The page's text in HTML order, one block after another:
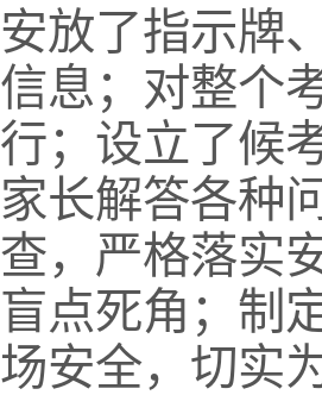
安放了指示牌
信息；对整个
行；设立了候
家长解答各种
查，严格落实
盲点死角；制
场安全，切实